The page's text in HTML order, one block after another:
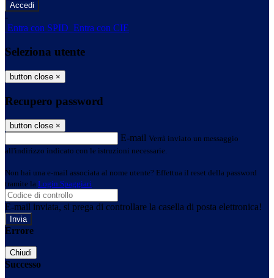
-
Entra con SPID Entra con CIE
Seleziona utente
button close ×
Recupero password
button close ×
E-mail Verrà inviato un messaggio
all'indirizzo indicato con le istruzioni necessarie.
Non hai una e-mail associata al nome utente? Effettua il reset della password
tramite la Login Spaggiari
E-mail inviata, si prega di controllare la casella di posta elettronica!
Errore
Chiudi
Successo